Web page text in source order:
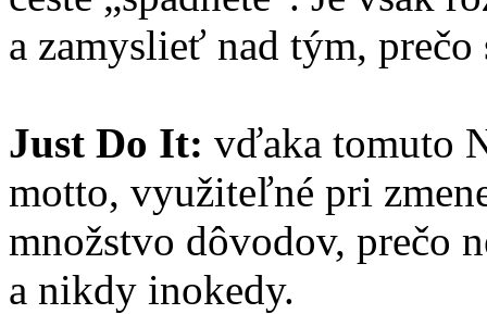
a zamyslieť nad tým,
Just Do It: vďaka tomuto
motto, využiteľné pri
množstvo dôvodov, prečo
a nikdy inokedy.